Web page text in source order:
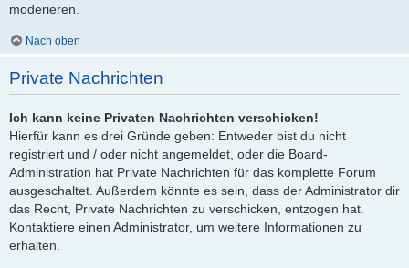
moderieren.
Nach oben
Private Nachrichten
Ich kann keine Privaten Nachrichten verschicken!
Hierfür kann es drei Gründe geben: Entweder bist du nicht
registriert und / oder nicht angemeldet, oder die Board-
Administration hat Private Nachrichten für das komplette Forum
ausgeschaltet. Außerdem könnte es sein, dass der Administrator dir
das Recht, Private Nachrichten zu verschicken, entzogen hat.
Kontaktiere einen Administrator, um weitere Informationen zu
erhalten.